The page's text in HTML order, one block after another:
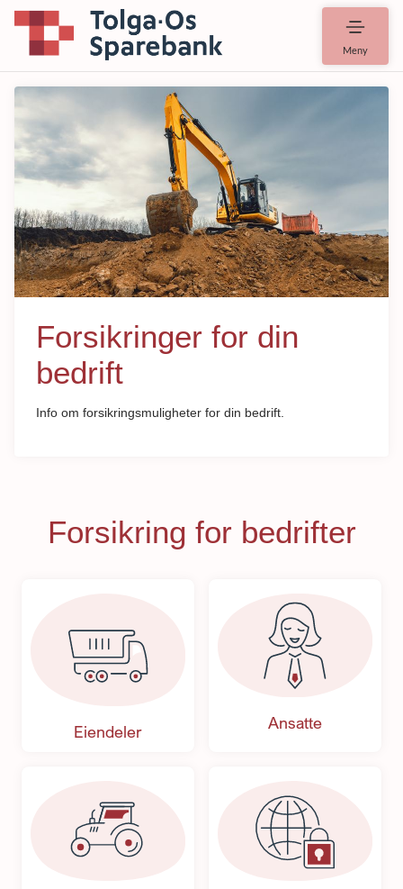
Meny
Forsikringer for din
bedrift
Info om forsikringsmuligheter for din bedrift.
Forsikring for bedrifter
Eiendeler Ansatte